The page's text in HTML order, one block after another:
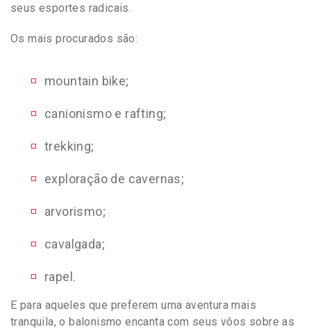
seus esportes radicais.
Os mais procurados são:
mountain bike;
canionismo e rafting;
trekking;
exploração de cavernas;
arvorismo;
cavalgada;
rapel.
E para aqueles que preferem uma aventura mais
tranquila, o balonismo encanta com seus vôos sobre as